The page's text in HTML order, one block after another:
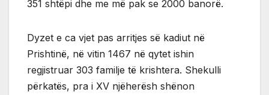
351 shtëpi dhe me më pak se 2000 banorë.
Dyzet e ca vjet pas arritjes së kadiut në
Prishtinë, në vitin 1467 në qytet ishin
regjistruar 303 familje të krishtera. Shekulli
përkatës, pra i XV njëherësh shënon